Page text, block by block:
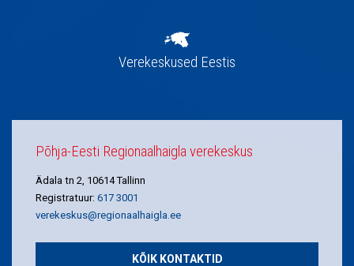
Verekeskused Eestis
Põhja-Eesti Regionaalhaigla verekeskus
Ädala tn 2, 10614 Tallinn
Registratuur: 617 3001
verekeskus@regionaalhaigla.ee
KÕIK KONTAKTID